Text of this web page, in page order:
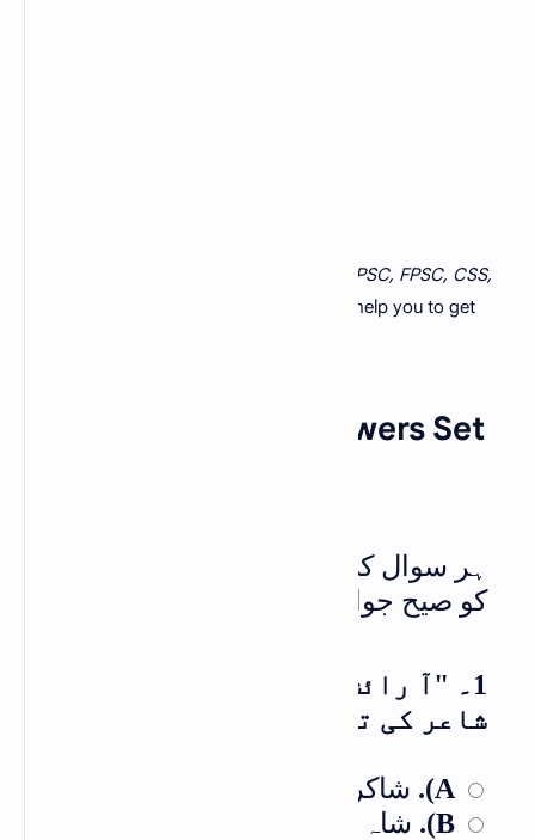
NTS, PPSC, FPSC, CSS,
exam tests then it will definitely help you to get
Urdu MCQs With Answers Set
ہر سوال کی آپشنز پر کلک کرنے سے آپ
کو صیح جواب مل جائے گا
1۔ "آ رائش معشوق" کس ایہام گو
شاعر کی تصنیف ہے؟
A).
شاکر ناجی
B).
شاہ حاتم